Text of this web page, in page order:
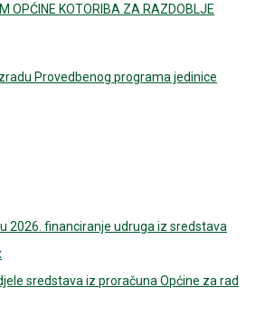
OPĆINE KOTORIBA ZA RAZDOBLJE
Provedbenog programa jedinice
2026. financiranje udruga iz sredstava
sredstava iz proračuna Općine za rad